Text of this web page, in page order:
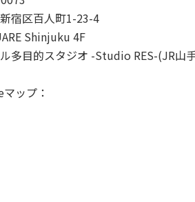
宿区百人町1-23-4
Shinjuku 4F
多目的スタジオ -Studio RES-(JR山
ップ：